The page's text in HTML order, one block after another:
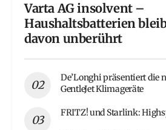
Varta AG insolvent –
Haushaltsbatterien
davon unberührt
De’Longhi präsentiert die
GentleJet Klimageräte
FRITZ! und Starlink: